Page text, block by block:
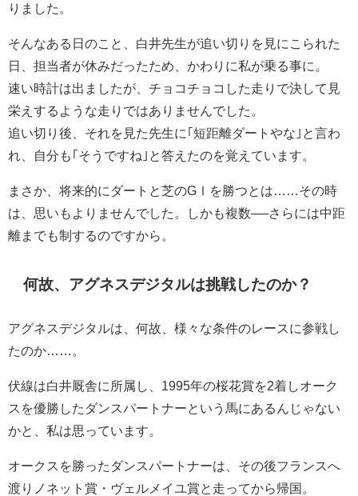
りました。
そんなある日のこと、白井先生が追い切りを見にこられた
日、担当者が休みだったため、かわりに私が乗る事に。
速い時計は出ましたが、チョコチョコした走りで決して見
栄えするような走りではありませんでした。
追い切り後、それを見た先生に｢短距離ダートやな｣と言わ
れ、自分も｢そうですね｣と答えたのを覚えています。
まさか、将来的にダートと芝のGⅠを勝つとは……その時
は、思いもよりませんでした。しかも複数──さらには中距
離までも制するのですから。
何故、アグネスデジタルは挑戦したのか？
アグネスデジタルは、何故、様々な条件のレースに参戦し
たのか……。
伏線は白井厩舎に所属し、1995年の桜花賞を2着しオーク
スを優勝したダンスパートナーという馬にあるんじゃない
かと、私は思っています。
オークスを勝ったダンスパートナーは、その後フランスへ
渡りノネット賞・ヴェルメイユ賞と走ってから帰国。